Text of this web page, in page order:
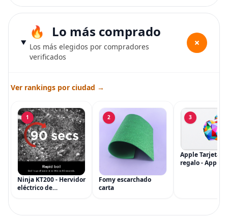
Lo más comprado
Los más elegidos por compradores
verificados
+
Ver rankings por ciudad →
1
Ninja KT200 - Hervidor
eléctrico de
2
Fomy escarchado
carta
3
Apple Tarjeta
regalo - App